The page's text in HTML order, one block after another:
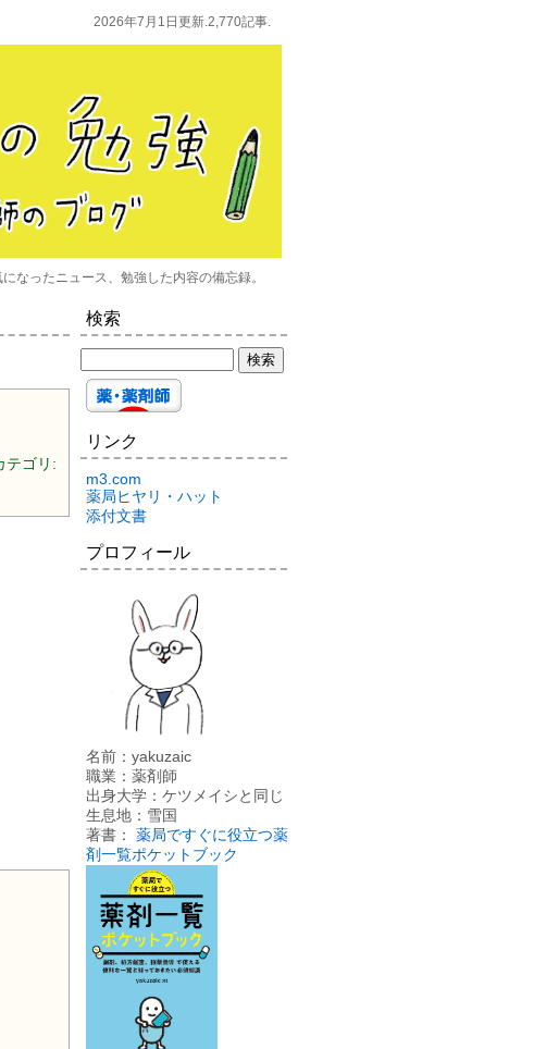
2026年7月1日更新.2,770記事.
なったニュース、勉強した内容の備忘録。
テゴリ:
検索
リンク
m3.com
薬局ヒヤリ・ハット
添付文書
プロフィール
名前：yakuzaic
職業：薬剤師
出身大学：ケツメイシと同じ
生息地：雪国
著書： 薬局ですぐに役立つ薬
剤一覧ポケットブック